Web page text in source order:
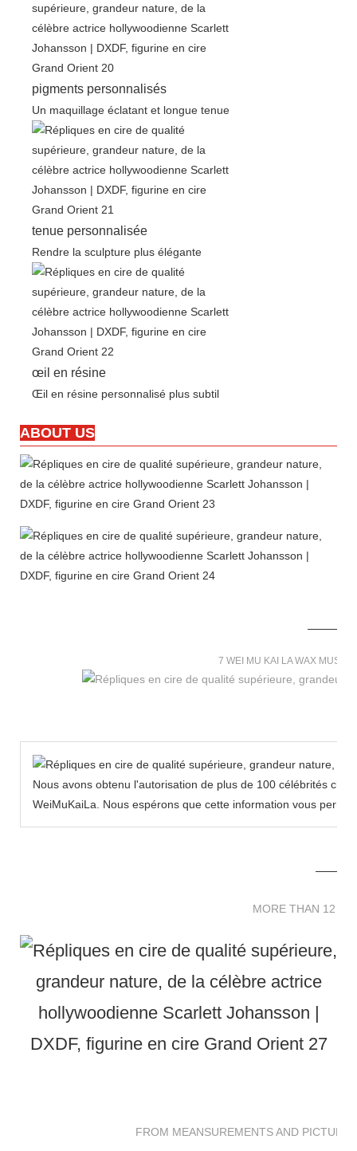
pigments personnalisés
Un maquillage éclatant et longue tenue
tenue personnalisée
Rendre la sculpture plus élégante
œil en résine
Œil en résine personnalisé plus subtil
ABOUT US
7 WEI MU KAI LA WAX
Nous avons obtenu l'autorisation de plus de 100 célébrités
WeiMuKaiLa. Nous espérons que cette information vous
MORE THAN 12
FROM MEANSUREMENTS AND